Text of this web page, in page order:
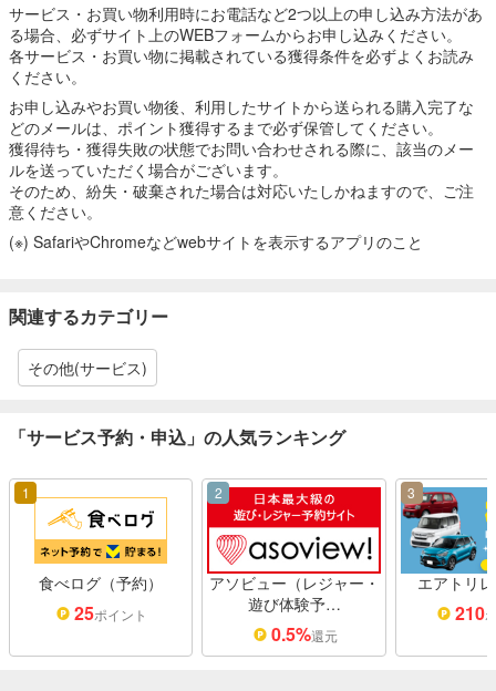
サービス・お買い物利用時にお電話など2つ以上の申し込み方法があ
る場合、必ずサイト上のWEBフォームからお申し込みください。
各サービス・お買い物に掲載されている獲得条件を必ずよくお読み
ください。
お申し込みやお買い物後、利用したサイトから送られる購入完了な
どのメールは、ポイント獲得するまで必ず保管してください。
獲得待ち・獲得失敗の状態でお問い合わせされる際に、該当のメー
ルを送っていただく場合がございます。
そのため、紛失・破棄された場合は対応いたしかねますので、ご注
意ください。
(※) SafariやChromeなどwebサイトを表示するアプリのこと
関連するカテゴリー
その他(サービス)
「サービス予約・申込」の人気ランキング
1
食べログ（予約）
25ポイント
2
アソビュー（レジャー・
遊び体験予…
0.5%還元
3
エアトリ
210